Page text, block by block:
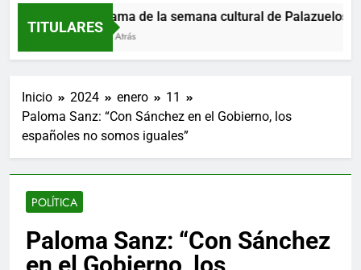
TITULARES
Programa de la semana cultural de Palazuelos de
5 Horas Atrás
Inicio 2024 enero
11
Paloma Sanz: “Con Sánchez en el Gobierno, los
españoles no somos iguales”
POLÍTICA
Paloma Sanz: “Con Sánchez